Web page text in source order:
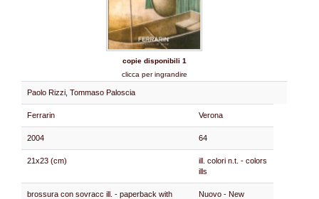
copie disponibili 1
clicca per ingrandire
Paolo Rizzi, Tommaso Paloscia
Ferrarin Verona
2004 64
21x23 (cm)
ill. colori n.t. - colors
ills
brossura con sovracc ill. - paperback with
Nuovo - New